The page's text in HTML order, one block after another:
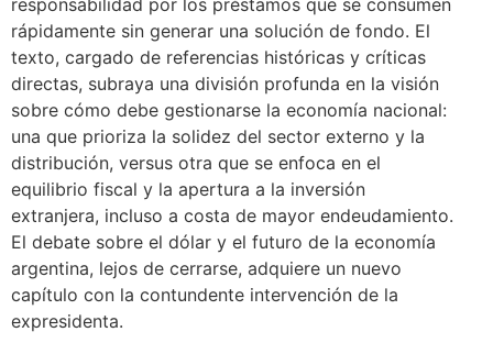
responsabilidad por los préstamos que se consumen
rápidamente sin generar una solución de fondo. El
texto, cargado de referencias históricas y críticas
directas, subraya una división profunda en la visión
sobre cómo debe gestionarse la economía nacional:
una que prioriza la solidez del sector externo y la
distribución, versus otra que se enfoca en el
equilibrio fiscal y la apertura a la inversión
extranjera, incluso a costa de mayor endeudamiento.
El debate sobre el dólar y el futuro de la economía
argentina, lejos de cerrarse, adquiere un nuevo
capítulo con la contundente intervención de la
expresidenta.